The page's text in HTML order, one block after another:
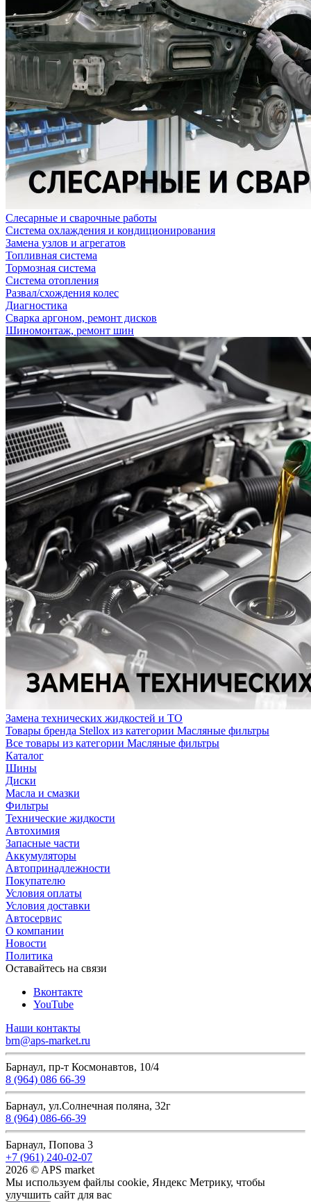
Слесарные и сварочные работы
Система охлаждения и кондиционирования
Замена узлов и агрегатов
Топливная система
Тормозная система
Система отопления
Развал/схождения колес
Диагностика
Сварка аргоном, ремонт дисков
Шиномонтаж, ремонт шин
Замена технических жидкостей и ТО
Товары бренда Stellox из категории Масляные фильтры
Все товары из категории Масляные фильтры
Каталог
Шины
Диски
Масла и смазки
Фильтры
Технические жидкости
Автохимия
Запасные части
Аккумуляторы
Автопринадлежности
Покупателю
Условия оплаты
Условия доставки
Автосервис
О компании
Новости
Политика
Оставайтесь на связи
Вконтакте
YouTube
Наши контакты
brn@aps-market.ru
Барнаул, пр-т Космонавтов, 10/4
8 (964) 086 66-39
Барнаул, ул.Солнечная поляна, 32г
8 (964) 086-66-39
Барнаул, Попова 3
+7 (961) 240-02-07
2026 © APS market
Мы используем файлы cookie, Яндекс Метрику, чтобы
улучшить сайт для вас